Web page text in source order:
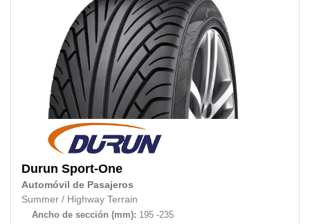
Durun Sport-One
Automóvil de Pasajeros
Summer / Highway Terrain
Ancho de sección (mm): 195 -235